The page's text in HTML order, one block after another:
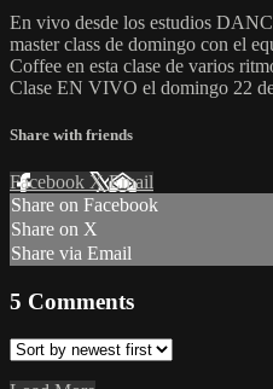
En vivo desde los estudios
master class de domingo con el
Coffee en esta clase de varios
Clase EN VIVO el domingo 22
Share with friends
Facebook XEmail
Share on Facebook
Share on X
Share via Email
5 Comments